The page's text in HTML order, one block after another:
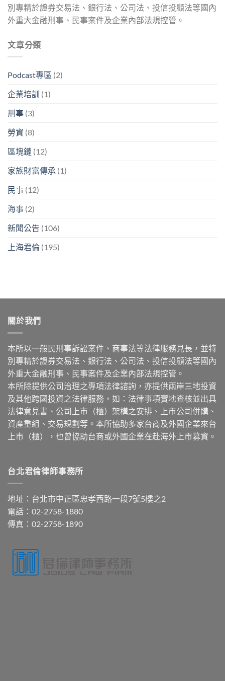
別專精於證券交易法、銀行法、公司法、投信投顧法等國內
外重大金融刑事、民事案件及企業內部法規控管。
文章分類
Podcast專區 (2)
企業培訓 (1)
刑事 (3)
勞資 (8)
區塊鏈 (12)
家族財富傳承 (1)
民事 (12)
海事 (2)
新聞公告 (106)
上海君倫 (195)
關於我們
本所以一般民刑事訴訟案件、商事法等法律服務見長，並特
別專精於證券交易法、銀行法、公司法、投信投顧法等國內
外重大金融刑事、民事案件及企業內部法規控管。
本所除提供公司治理之專項法律諮詢，亦提供兩岸三地投資
及其他跨國投資之法律服務，如：法律事項實地查核並出具
法律意見書、公司上市（櫃）架構之安排、上市公司併購、
資產重組、交易規劃等。本所協助多家台商及外國企業來台
上市（櫃），也曾協助台商或外國企業在赴海外上市募資。
台北君倫律師事務所
地址：台北市中正區忠孝西路一段7號5樓之2
電話：02-2758-1880
傳真：02-2758-1890